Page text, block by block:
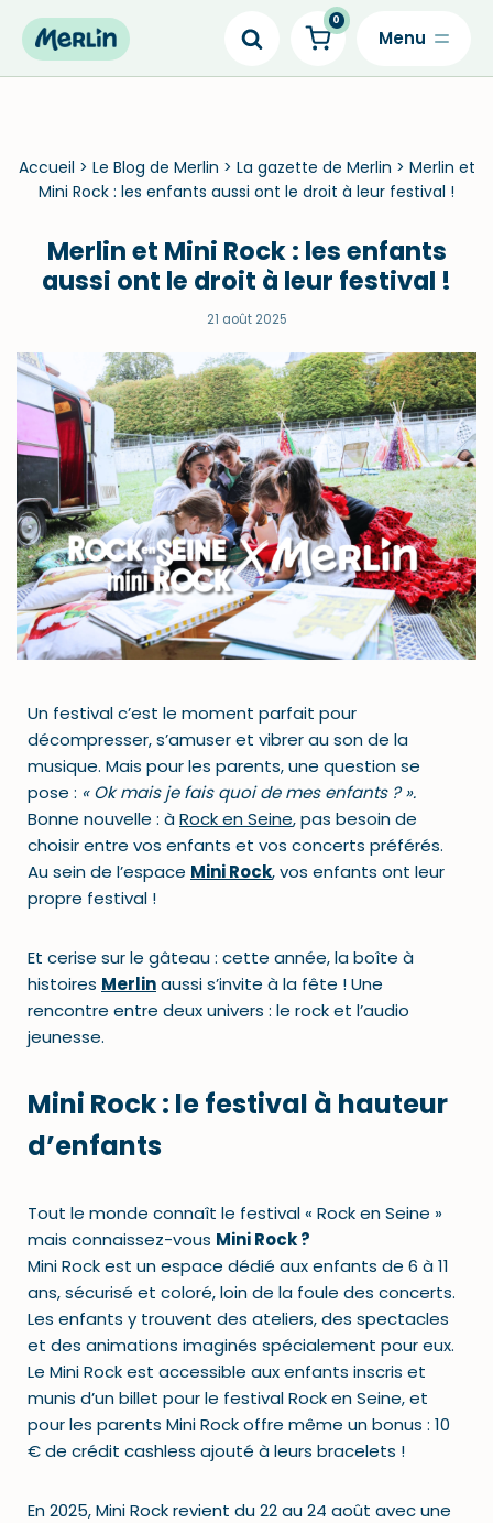
Skip
0
Accueil > Le Blog de Merlin > La gazette de Merlin > Merlin et
Mini Rock : les enfants aussi ont le droit à leur festival !
Merlin et Mini Rock : les enfants
aussi ont le droit à leur festival !
21 août 2025
Un festival c’est le moment parfait pour
décompresser, s’amuser et vibrer au son de la
musique. Mais pour les parents, une question se
pose : « Ok mais je fais quoi de mes enfants ? ».
Bonne nouvelle : àRock en Seine, pas besoin de
choisir entre vos enfants et vos concerts préférés.
Au sein de l’espace Mini Rock, vos enfants ont leur
propre festival !
Et cerise sur le gâteau : cette année, la boîte à
histoires Merlinaussi s’invite à la fête ! Une
rencontre entre deux univers : le rock et l’audio
jeunesse.
Mini Rock : le festival à hauteur
d’enfants
Tout le monde connaît le festival « Rock en Seine »
mais connaissez-vous Mini Rock ?
Mini Rock est un espace dédié aux enfants de 6 à 11
ans, sécurisé et coloré, loin de la foule des concerts.
Les enfants y trouvent des ateliers, des spectacles
et des animations imaginés spécialement pour eux.
Le Mini Rock est accessible aux enfants inscris et
munis d’un billet pour le festival Rock en Seine, et
pour les parents Mini Rock offre même un bonus : 10
€ de crédit cashless ajouté à leurs bracelets !
En 2025, Mini Rock revient du 22 au 24 août avec une